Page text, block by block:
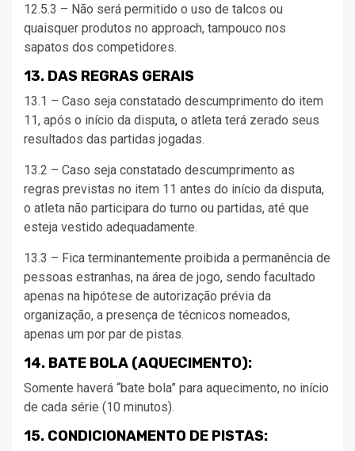
12.5.3 – Não será permitido o uso de talcos ou
quaisquer produtos no approach, tampouco nos
sapatos dos competidores.
13. DAS REGRAS GERAIS
13.1 – Caso seja constatado descumprimento do item
11, após o início da disputa, o atleta terá zerado seus
resultados das partidas jogadas.
13.2 – Caso seja constatado descumprimento as
regras previstas no item 11 antes do início da disputa,
o atleta não participara do turno ou partidas, até que
esteja vestido adequadamente.
13.3 – Fica terminantemente proibida a permanência de
pessoas estranhas, na área de jogo, sendo facultado
apenas na hipótese de autorização prévia da
organização, a presença de técnicos nomeados,
apenas um por par de pistas.
14. BATE BOLA (AQUECIMENTO):
Somente haverá “bate bola” para aquecimento, no início
de cada série (10 minutos).
15. CONDICIONAMENTO DE PISTAS: